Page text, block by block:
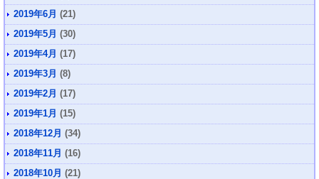
2019年6月 (21)
2019年5月 (30)
2019年4月 (17)
2019年3月 (8)
2019年2月 (17)
2019年1月 (15)
2018年12月 (34)
2018年11月 (16)
2018年10月 (21)